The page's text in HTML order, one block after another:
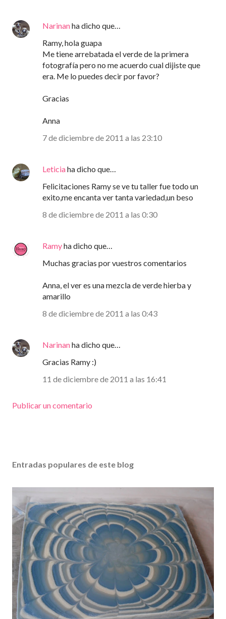
Narinanha dicho que…
Ramy, hola guapa
Me tiene arrebatada el verde de la primera
fotografía pero no me acuerdo cual dijiste que
era. Me lo puedes decir por favor?
Gracias
Anna
7 de diciembre de 2011 a las 23:10
Leticiaha dicho que…
Felicitaciones Ramy se ve tu taller fue todo un
exito,me encanta ver tanta variedad,un beso
8 de diciembre de 2011 a las 0:30
Ramyha dicho que…
Muchas gracias por vuestros comentarios
Anna, el ver es una mezcla de verde hierba y
amarillo
8 de diciembre de 2011 a las 0:43
Narinanha dicho que…
Gracias Ramy :)
11 de diciembre de 2011 a las 16:41
Publicar un comentario
Entradas populares de este blog